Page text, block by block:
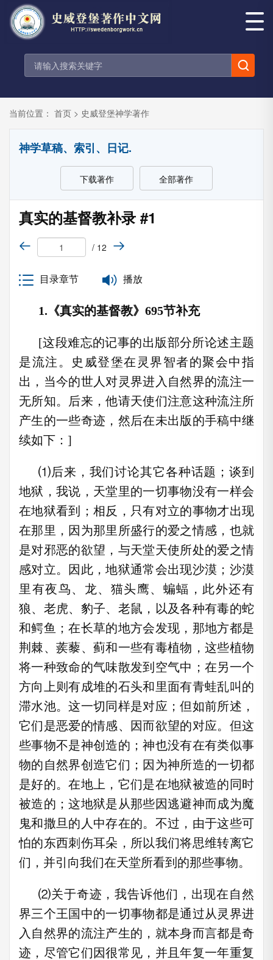
当前位置： 首页 > 史威登堡神学著作
神学草稿、索引、日记.
下载著作 全部著作
真实的基督教补录 #1
/ 12
目录章节 播放
1.《真实的基督教》695节补充
[这段难忘的记事的出版部分所论述主题
是流注。史威登堡在灵界智者的聚会中指
出，当今的世人对灵界进入自然界的流注一
无所知。后来，他请天使们注意这种流注所
产生的一些奇迹，然后在未出版的手稿中继
续如下：]
⑴后来，我们讨论其它各种话题；谈到
地狱，我说，天堂里的一切事物没有一样会
在地狱看到；相反，只有对立的事物才出现
在那里，因为那里所盛行的爱之情感，也就
是对邪恶的欲望，与天堂天使所处的爱之情
感对立。因此，地狱通常会出现沙漠；沙漠
里有夜鸟、龙、猫头鹰、蝙蝠，此外还有
狼、老虎、豹子、老鼠，以及各种有毒的蛇
和鳄鱼；在长草的地方会发现，那地方都是
荆棘、蒺藜、蓟和一些有毒植物，这些植物
将一种致命的气味散发到空气中；在另一个
方向上则有成堆的石头和里面有青蛙乱叫的
滞水池。这一切同样是对应；但如前所述，
它们是恶爱的情感、因而欲望的对应。但这
些事物不是神创造的；神也没有在有类似事
物的自然界创造它们；因为神所造的一切都
是好的。在地上，它们是在地狱被造的同时
被造的；这地狱是从那些因逃避神而成为魔
鬼和撒旦的人中存在的。不过，由于这些可
怕的东西刺伤耳朵，所以我们将思维转离它
们，并引向我们在天堂所看到的那些事物。
⑵关于奇迹，我告诉他们，出现在自然
界三个王国中的一切事物都是通过从灵界进
入自然界的流注产生的，就本身而言都是奇
迹，尽管它们因很常见，并且年复一年重复